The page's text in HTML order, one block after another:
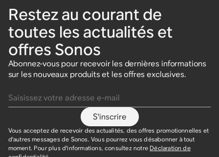
Restez au courant de
toutes les actualités et
offres Sonos
Abonnez-vous pour recevoir les dernières informations
sur les nouveaux produits et les offres exclusives.
S'inscrire
Vous acceptez de recevoir des actualités, des offres promotionnelles et
d'autres messages de Sonos. Vous pourrez vous désabonner à tout
moment. Pour plus d'informations, consultez notre Déclaration de